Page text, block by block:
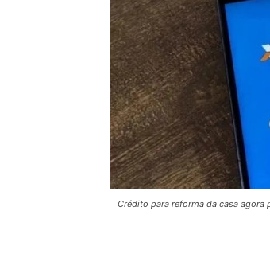
Crédito para reforma da casa agora